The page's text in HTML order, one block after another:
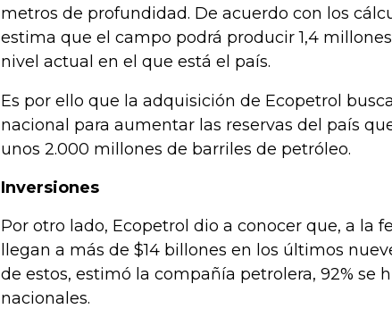
metros de profundidad. De acuerdo con los
estima que el campo podrá producir 1,4
nivel actual en el que está el país.
Es por ello que la adquisición de Ecopetrol
nacional para aumentar las reservas del país
unos 2.000 millones de barriles de petróleo.
Inversiones
Por otro lado, Ecopetrol dio a conocer que, a la
llegan a más de $14 billones en los últimos
de estos, estimó la compañía petrolera, 92% se
nacionales.